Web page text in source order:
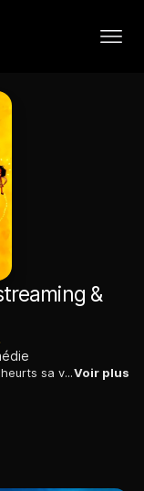
&
Les déboires d'un homme qui partage sans heurts sa vie entre son épouse et sa maîtresse, ses trois enfants et ses deux maisons, jusqu'à ce que tout dérape.Voir plus